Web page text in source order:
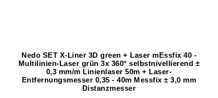
Nedo SET X-Liner 3D green + Laser mEssfix 40 -
Multilinien-Laser grün 3x 360° selbstnivellierend ±
0,3 mm/m Linienlaser 50m + Laser-
Entfernungsmesser 0,35 - 40m Messfix ± 3,0 mm
Distanzmesser